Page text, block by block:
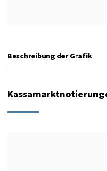
Beschreibung der Grafik